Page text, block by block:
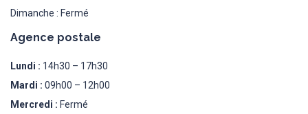
Dimanche : Fermé
Agence postale
Lundi : 14h30 – 17h30
Mardi : 09h00 – 12h00
Mercredi : Fermé